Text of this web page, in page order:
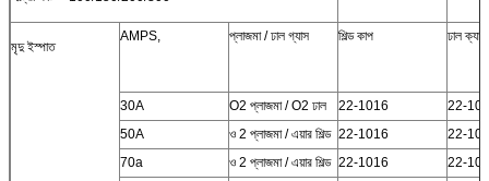
মৃদু ইস্পাত
AMPS, প্লাজমা / ঢাল গ্যাস শিল্ড কাপ ঢাল ক্যাপ
30A O2 প্লাজমা / O2 ঢাল 22-1016
22-
50A
ও 2 প্লাজমা / এয়ার শিল্ড 22-1016
22-
70a
ও 2 প্লাজমা / এয়ার শিল্ড 22-1016
22-